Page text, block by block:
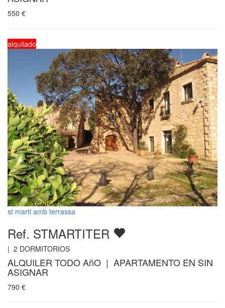
550 €
alquilado
st marti amb terrassa
Ref. STMARTITER
| 2 DORMITORIOS
ALQUILER TODO AñO | APARTAMENTO EN SIN
ASIGNAR
790 €